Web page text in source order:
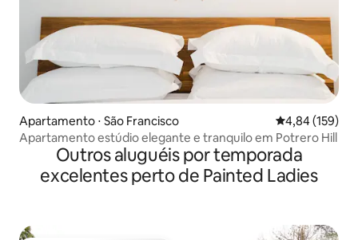
Apartamento ⋅ São Francisco 4,84 de uma
4,84 (159)
Apartamento estúdio elegante e tranquilo em Potrero Hill
Outros aluguéis por temporada
excelentes perto de Painted Ladies